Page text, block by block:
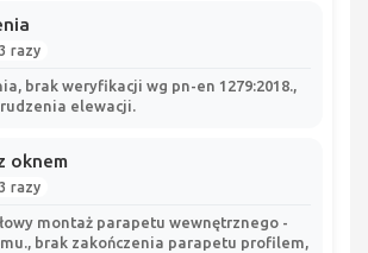
razy
brak weryfikacji wg pn-en 1279:2018.,
elewacji.
oknem
razy
montaż parapetu wewnętrznego -
brak zakończenia parapetu profilem,